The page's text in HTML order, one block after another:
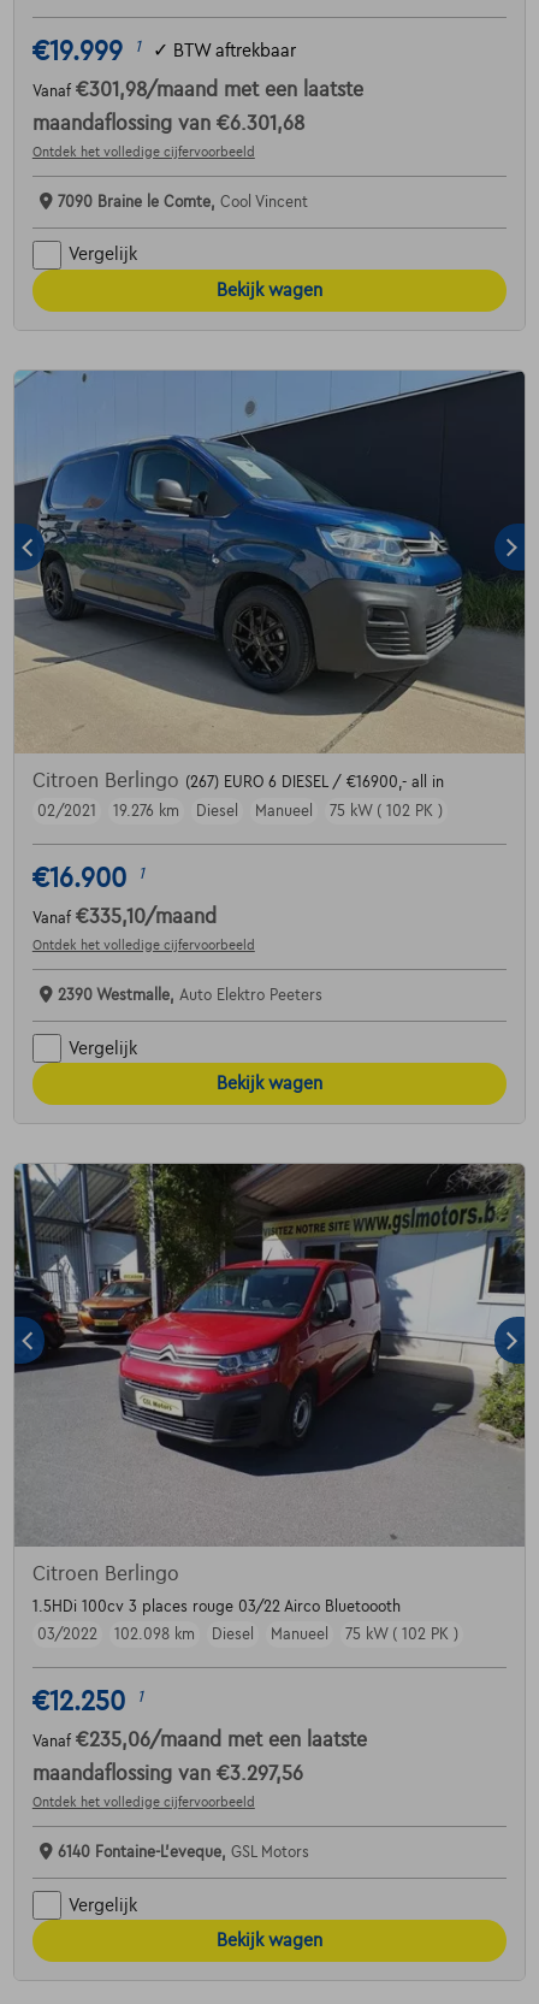
€19.999 1 ✓ BTW aftrekbaar
Vanaf €301,98/maand met een laatste
maandaflossing van €6.301,68
Ontdek het volledige cijfervoorbeeld
7090 Braine le Comte, Cool Vincent
Vergelijk
Bekijk wagen
Citroen Berlingo (267) EURO 6 DIESEL / €16900,- all in
02/2021
19.276 km Diesel Manueel 75 kW ( 102 PK )
€16.900 1
Vanaf €335,10/maand
Ontdek het volledige cijfervoorbeeld
2390 Westmalle, Auto Elektro Peeters
Vergelijk
Bekijk wagen
Citroen Berlingo
1.5HDi 100cv 3 places rouge 03/22 Airco Bluetoooth
03/2022
102.098 km Diesel Manueel 75 kW ( 102 PK )
€12.250 1
Vanaf €235,06/maand met een laatste
maandaflossing van €3.297,56
Ontdek het volledige cijfervoorbeeld
6140 Fontaine-L'eveque, GSL Motors
Vergelijk
Bekijk wagen